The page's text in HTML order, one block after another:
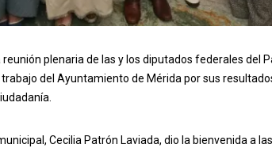
plenaria de las y los diputados federales del
del Ayuntamiento de Mérida por sus
Cecilia Patrón Laviada, dio la bienvenida a